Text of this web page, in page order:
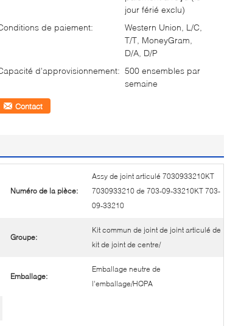
jour férié exclu)
de paiement:
Western Union, L/C,
T/T, MoneyGram,
D/A, D/P
d'approvisionnement: 500 ensembles par
semaine
Contact
Numéro de la pièce:
Assy de joint articulé 7030933210KT
7030933210 de 703-09-33210KT 703-
09-33210
Groupe:
Kit commun de joint de joint articulé de
kit de joint de centre/
Emballage:
Emballage neutre de
l'emballage/HQPA